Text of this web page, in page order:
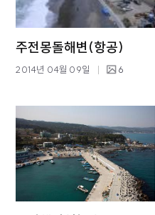
주전몽돌해변(항공)
2014년 04월 09일 6